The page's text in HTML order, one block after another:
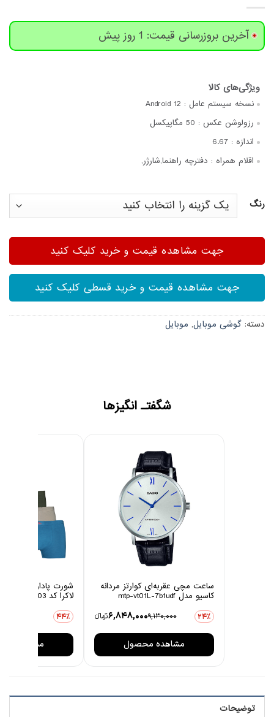
آخرین بروزرسانی قیمت: 1 روز پیش
نسخه سیستم عامل : Android 12
رزولوشن عکس : 50 مگاپیکسل
اندازه : 6.67
اقلام همراه : دفترچه‌ راهنما,شارژر,
رنگ
جهت مشاهده قیمت و خرید کلیک کنید
جهت مشاهده قیمت و خرید قسطی کلیک کنید
دسته: گوشی موبایل, موبایل
شگفتـ انگیزها
ساعت مچی عقربه‌ای کوارتز مردانه
کاسیو مدل mtp-vt01L-7b1udf
24٪ 9,130,000
6,848,000تومانءء
مشاهده محصول
شورت پادار مردانه
لاکرا کد 1003 مجموعه 6 عددی
44٪
مشاهده
توضیحات